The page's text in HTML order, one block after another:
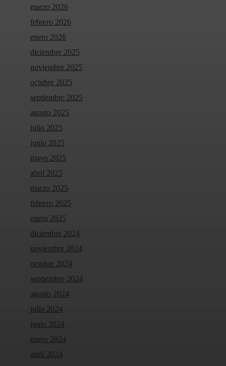
marzo 2026
febrero 2026
enero 2026
diciembre 2025
noviembre 2025
octubre 2025
septiembre 2025
agosto 2025
julio 2025
junio 2025
mayo 2025
abril 2025
marzo 2025
febrero 2025
enero 2025
diciembre 2024
noviembre 2024
octubre 2024
septiembre 2024
agosto 2024
julio 2024
junio 2024
mayo 2024
abril 2024